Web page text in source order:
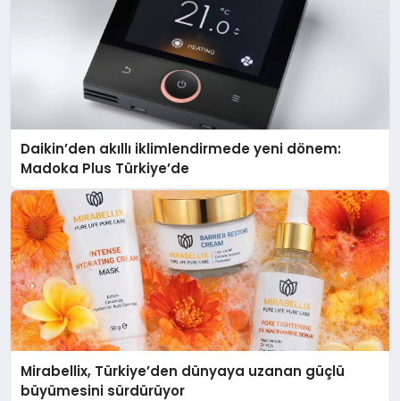
Daikin’den akıllı iklimlendirmede yeni dönem:
Madoka Plus Türkiye’de
Mirabellix, Türkiye’den dünyaya uzanan güçlü
büyümesini sürdürüyor